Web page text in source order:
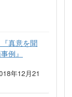
真意を聞
例』
年12月21